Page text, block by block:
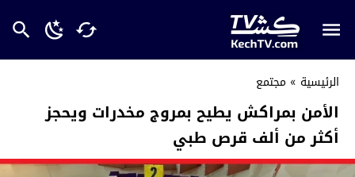
الرئيسية » مجتمع
الأمن بمراكش يطيح بمروج مخدرات ويحجز
أكثر من ألف قرص طبي